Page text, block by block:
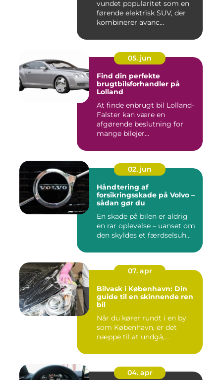
vundet popularitet som en
førende elektrisk SUV, der
kombinerer avanc...
05. jun
Find din perfekte
brugtbilsforhandler på
Lolland
At finde enbrugt bil Lolland-
Falster kan være en
afgørende beslutning for
mange bilejer...
02. jun
Håndtering af
forsikringsskade på Volvo –
sådan gør du
En skade på bilen er aldrig
en rar oplevelse – uanset om
den skyldes et færdselsuh...
07. apr
Bilvask i København: Din
guide til en skinnende ren
bil
Når du kører rundt i en by
som København, er det
næppe til at undgå,...
04. apr